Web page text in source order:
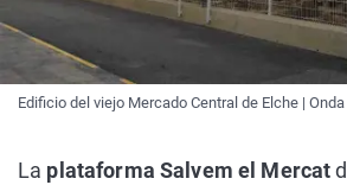
Edificio del viejo Mercado Central de Elche |
La plataforma Salvem el Mercat